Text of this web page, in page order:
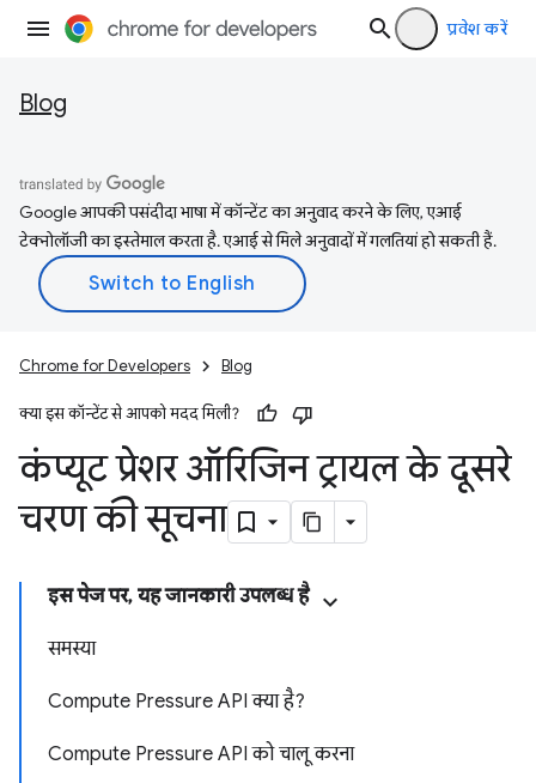
प्रवेश करें
Blog
Google आपकी पसंदीदा भाषा में कॉन्टेंट का अनुवाद करने के लिए, एआई
टेक्नोलॉजी का इस्तेमाल करता है. एआई से मिले अनुवादों में गलतियां हो सकती हैं.
Chrome for Developers Blog
क्या इस कॉन्टेंट से आपको मदद मिली?
कंप्यूट प्रेशर ऑरिजिन ट्रायल के दूसरे
चरण की सूचना
इस पेज पर, यह जानकारी उपलब्ध है
समस्या
Compute Pressure API क्या है?
Compute Pressure API को चालू करना